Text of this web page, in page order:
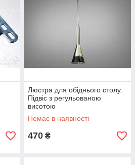
Люстра для обіднього столу.
Підвіс з регульованою
висотою
Немає в наявності
470 ₴